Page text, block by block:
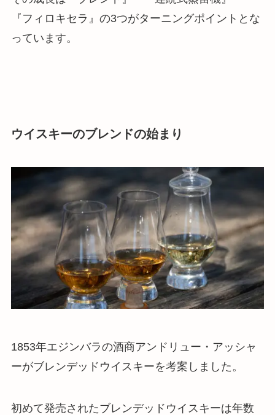
『フィロキセラ』の3つがターニングポイントとな
っています。
ウイスキーのブレンドの始まり
1853年エジンバラの酒商アンドリュー・アッシャ
ーがブレンデッドウイスキーを考案しました。
初めて発売されたブレンデッドウイスキーは年数